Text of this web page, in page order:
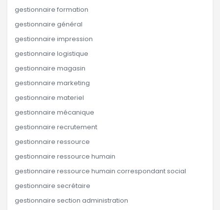
gestionnaire formation
gestionnaire général
gestionnaire impression
gestionnaire logistique
gestionnaire magasin
gestionnaire marketing
gestionnaire materiel
gestionnaire mécanique
gestionnaire recrutement
gestionnaire ressource
gestionnaire ressource humain
gestionnaire ressource humain correspondant social
gestionnaire secrétaire
gestionnaire section administration